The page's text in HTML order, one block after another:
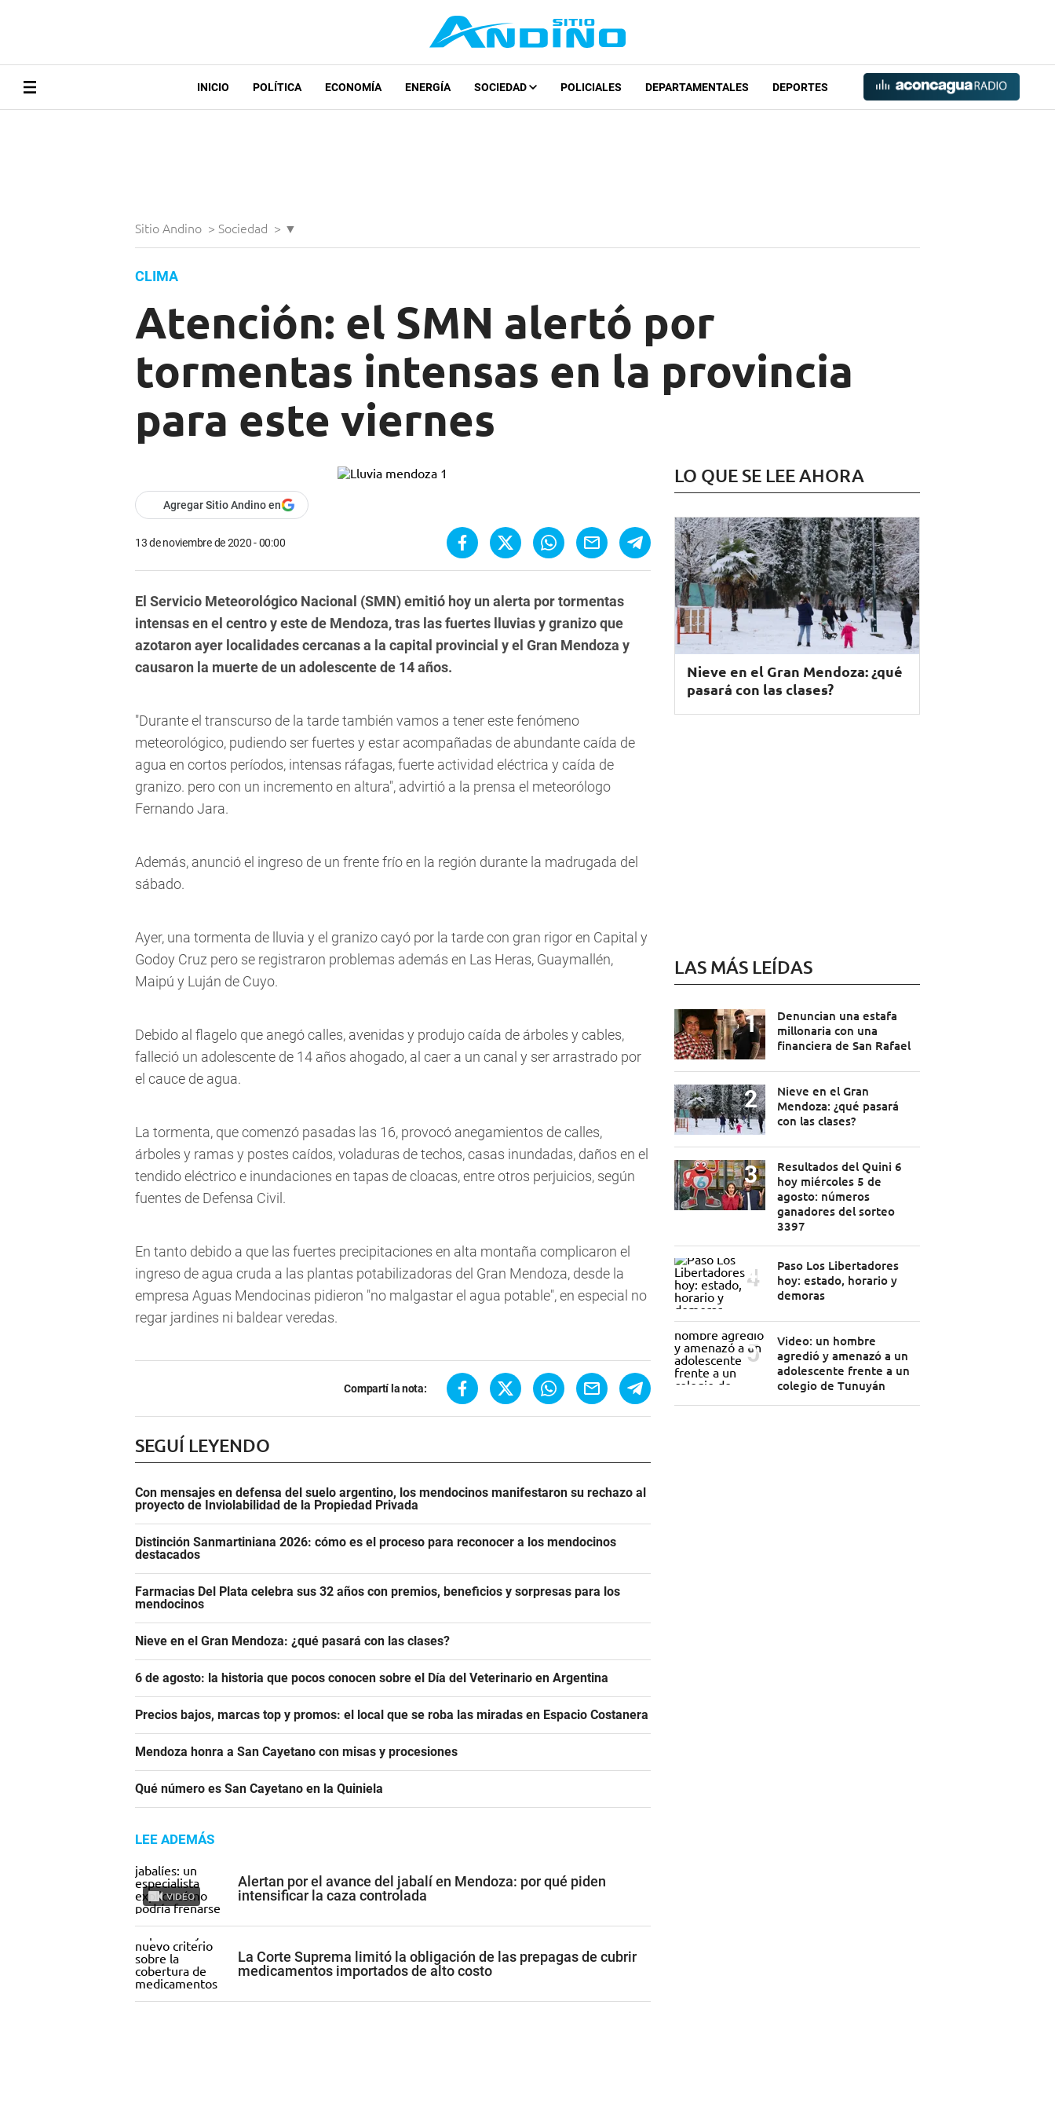
INICIO POLÍTICA ECONOMÍA ENERGÍA SOCIEDAD POLICIALES DEPARTAMENTALES DEPORTES
Sitio Andino > Sociedad > ▼
CLIMA
Atención: el SMN alertó por
tormentas intensas en la provincia
para este viernes
Agregar Sitio Andino en
13 de noviembre de 2020 - 00:00
El Servicio Meteorológico Nacional (SMN) emitió hoy un alerta por tormentas
intensas en el centro y este de Mendoza, tras las fuertes lluvias y granizo que
azotaron ayer localidades cercanas a la capital provincial y el Gran Mendoza y
causaron la muerte de un adolescente de 14 años.
"Durante el transcurso de la tarde también vamos a tener este fenómeno
meteorológico, pudiendo ser fuertes y estar acompañadas de abundante caída de
agua en cortos períodos, intensas ráfagas, fuerte actividad eléctrica y caída de
granizo. pero con un incremento en altura", advirtió a la prensa el meteorólogo
Fernando Jara.
Además, anunció el ingreso de un frente frío en la región durante la madrugada del
sábado.
Ayer, una tormenta de lluvia y el granizo cayó por la tarde con gran rigor en Capital y
Godoy Cruz pero se registraron problemas además en Las Heras, Guaymallén,
Maipú y Luján de Cuyo.
Debido al flagelo que anegó calles, avenidas y produjo caída de árboles y cables,
falleció un adolescente de 14 años ahogado, al caer a un canal y ser arrastrado por
el cauce de agua.
La tormenta, que comenzó pasadas las 16, provocó anegamientos de calles,
árboles y ramas y postes caídos, voladuras de techos, casas inundadas, daños en el
tendido eléctrico e inundaciones en tapas de cloacas, entre otros perjuicios, según
fuentes de Defensa Civil.
En tanto debido a que las fuertes precipitaciones en alta montaña complicaron el
ingreso de agua cruda a las plantas potabilizadoras del Gran Mendoza, desde la
empresa Aguas Mendocinas pidieron "no malgastar el agua potable", en especial no
regar jardines ni baldear veredas.
Compartí la nota:
SEGUÍ LEYENDO
Con mensajes en defensa del suelo argentino, los mendocinos manifestaron su rechazo al
proyecto de Inviolabilidad de la Propiedad Privada
Distinción Sanmartiniana 2026: cómo es el proceso para reconocer a los mendocinos
destacados
Farmacias Del Plata celebra sus 32 años con premios, beneficios y sorpresas para los
mendocinos
Nieve en el Gran Mendoza: ¿qué pasará con las clases?
6 de agosto: la historia que pocos conocen sobre el Día del Veterinario en Argentina
Precios bajos, marcas top y promos: el local que se roba las miradas en Espacio Costanera
Mendoza honra a San Cayetano con misas y procesiones
Qué número es San Cayetano en la Quiniela
LEE ADEMÁS
VIDEO
Alertan por el avance del jabalí en Mendoza: por qué piden
intensificar la caza controlada
La Corte Suprema limitó la obligación de las prepagas de cubrir
medicamentos importados de alto costo
LO QUE SE LEE AHORA
Nieve en el Gran Mendoza: ¿qué
pasará con las clases?
LAS MÁS LEÍDAS
Denuncian una estafa
millonaria con una
financiera de San Rafael
Nieve en el Gran
Mendoza: ¿qué pasará
con las clases?
Resultados del Quini 6
hoy miércoles 5 de
agosto: números
ganadores del sorteo
3397
Paso Los Libertadores
hoy: estado, horario y
demoras
Video: un hombre
agredió y amenazó a un
adolescente frente a un
colegio de Tunuyán